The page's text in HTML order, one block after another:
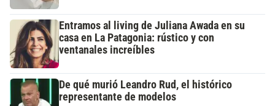
Entramos al living de Juliana Awada en su
casa en La Patagonia: rústico y con
ventanales increíbles
De qué murió Leandro Rud, el histórico
representante de modelos